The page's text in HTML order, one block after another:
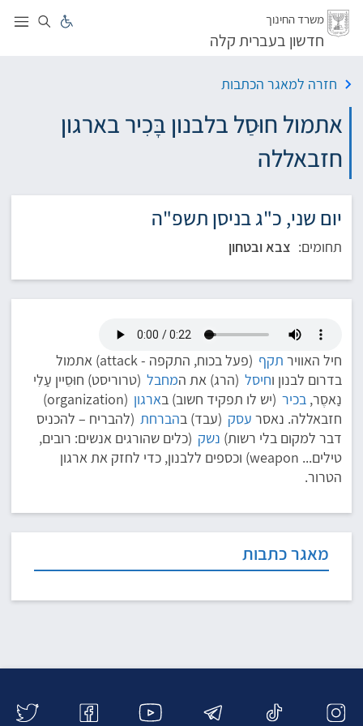
דלג
משרד החינוך
חדשון בעברית קלה
מאגר כתבות
חזרה למאגר הכתבות
אתמול חוּסַל בלבנון בָּכִיר בארגון
חזבאללה
יום שני, כ"ג בניסן תשפ"ה
תחומים: צבא ובטחון
חיל האוויר תקף
(פעל בכוח, התקפה - attack) אתמול
בדרום לבנון וחיסל (הרג) את המחבל (טרוריסט) חוּסֵיין עַלִי
נַאסֶר, בכיר (יש לו תפקיד חשוב) בארגון
(organization)
חזבאללה. נאסר עסק (עבד) בהברחת (להבריח – להכניס
דבר למקום בלי רשות) נשק (כלים שהורגים אנשים: רובים,
טילים... weapon) וכספים ללבנון, כדי לחזק את ארגון
הטרור.